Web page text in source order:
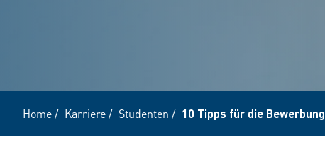
Home/ Karriere/ Studenten / 10 Tipps für die Bewerbung